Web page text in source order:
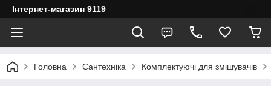
Інтернет-магазин 9119
Головна Сантехніка Комплектуючі для змішувачів